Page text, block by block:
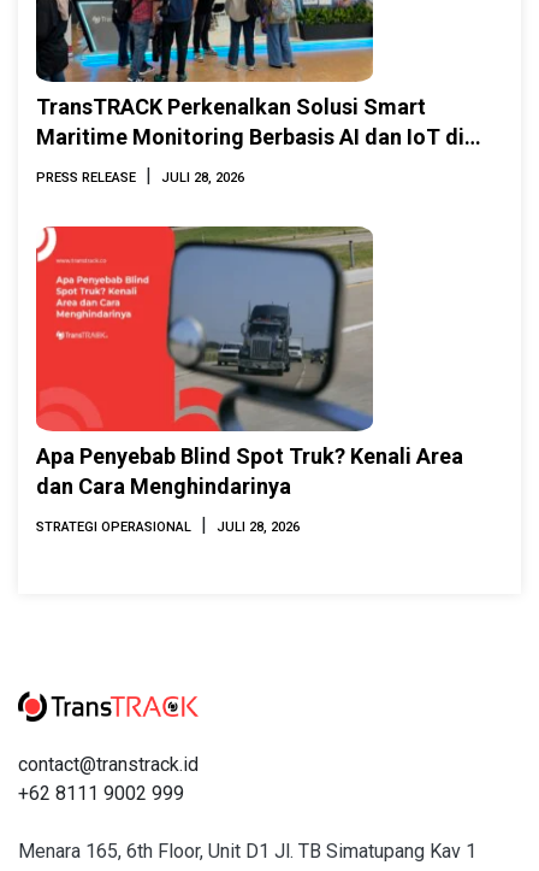
TransTRACK Perkenalkan Solusi Smart
Maritime Monitoring Berbasis AI dan IoT di
INAMARINE 2026
PRESS RELEASE JULI 28, 2026
Apa Penyebab Blind Spot Truk? Kenali Area
dan Cara Menghindarinya
STRATEGI OPERASIONAL JULI 28, 2026
contact@transtrack.id
+62 8111 9002 999
Menara 165, 6th Floor, Unit D1 Jl. TB Simatupang Kav 1